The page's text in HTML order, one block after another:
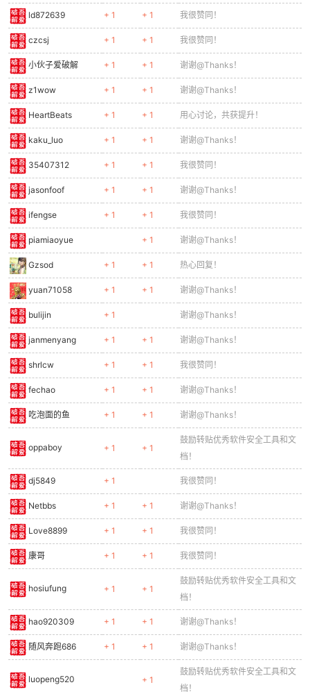
ld872639 + 1 + 1 我很赞同！
czcsj + 1 + 1 我很赞同！
小伙子爱破解 + 1 + 1 谢谢@Thanks！
z1wow + 1 + 1 谢谢@Thanks！
HeartBeats + 1 + 1 用心讨论，共获提升！
kaku_luo + 1 + 1 谢谢@Thanks！
35407312 + 1 + 1 我很赞同！
jasonfoof + 1 + 1 谢谢@Thanks！
ifengse + 1 + 1 我很赞同！
piamiaoyue + 1 谢谢@Thanks！
Gzsod + 1 + 1 热心回复！
yuan71058 + 1 + 1 谢谢@Thanks！
bulijin + 1 谢谢@Thanks！
janmenyang + 1 + 1 谢谢@Thanks！
shrlcw + 1 + 1 我很赞同！
fechao + 1 + 1 谢谢@Thanks！
吃泡面的鱼 + 1 + 1 谢谢@Thanks！
oppaboy + 1 + 1
鼓励转贴优秀软件安全工具和文
档！
dj5849 + 1 我很赞同！
Netbbs + 1 + 1 谢谢@Thanks！
Love8899 + 1 + 1 我很赞同！
康哥 + 1 + 1 我很赞同！
hosiufung + 1 + 1
鼓励转贴优秀软件安全工具和文
档！
hao920309 + 1 + 1 谢谢@Thanks！
随风奔跑686 + 1 + 1 谢谢@Thanks！
luopeng520 + 1
鼓励转贴优秀软件安全工具和文
档！